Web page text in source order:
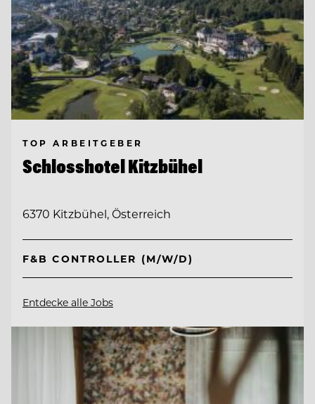
TOP ARBEITGEBER
Schlosshotel Kitzbühel
6370 Kitzbühel, Österreich
F&B CONTROLLER (M/W/D)
Entdecke alle Jobs